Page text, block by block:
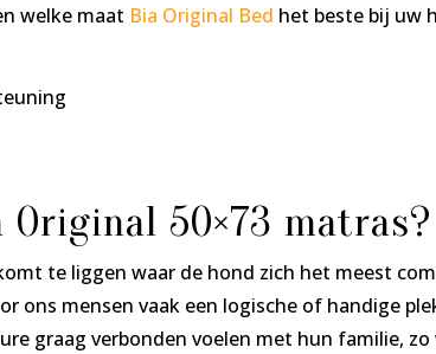
welke maat Bia Original Bed het beste bij uw
50×73 matras?
te liggen waar de hond zich het meest
ons mensen vaak een logische of handige
graag verbonden voelen met hun familie,